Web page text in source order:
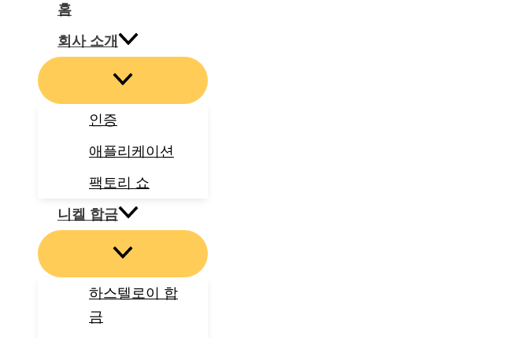
홈
회사 소개
인증
애플리케이션
팩토리 쇼
니켈 합금
하스텔로이 합
금